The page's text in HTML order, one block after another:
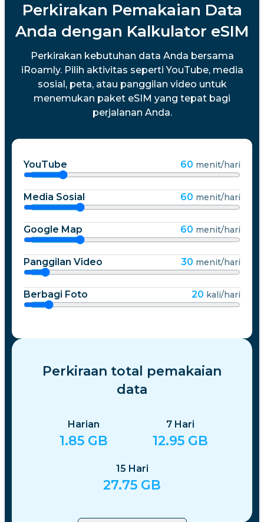
Perkirakan Pemakaian Data
Anda dengan Kalkulator eSIM
Perkirakan kebutuhan data Anda bersama
iRoamly. Pilih aktivitas seperti YouTube, media
sosial, peta, atau panggilan video untuk
menemukan paket eSIM yang tepat bagi
perjalanan Anda.
YouTube 60 menit/hari
Media Sosial 60 menit/hari
Google Map 60 menit/hari
Panggilan Video 30 menit/hari
Berbagi Foto 20 kali/hari
Perkiraan total pemakaian
data
Harian
1.85 GB
7 Hari
12.95 GB
15 Hari
27.75 GB